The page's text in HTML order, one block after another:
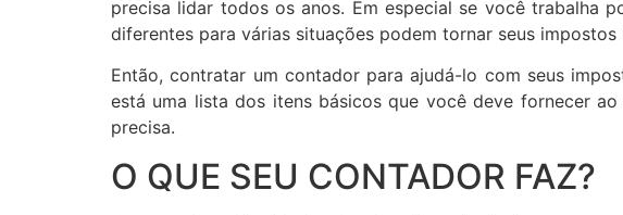
precisa lidar todos os anos. Em especial se você trabalha
diferentes para várias situações podem tornar seus
Então, contratar um contador para ajudá-lo com seus
está uma lista dos itens básicos que você deve fornecer
precisa.
O QUE SEU CONTADOR FAZ?